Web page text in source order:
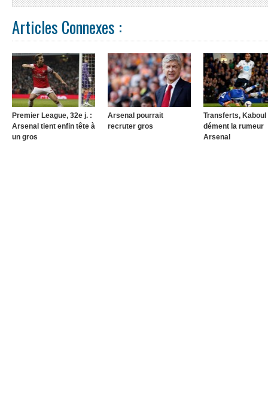
Articles Connexes :
Premier League, 32e j. :
Arsenal tient enfin tête à
un gros
Arsenal pourrait
recruter gros
Transferts, Kaboul
dément la rumeur
Arsenal